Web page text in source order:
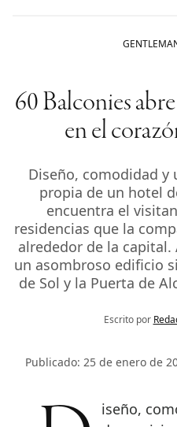
60 Balconies
en el
Diseño, comodidad y
propia de un hotel
encuentra el
residencias que la
alrededor de la
un asombroso edificio
de Sol y la Puerta de
Escrito por
Publicado: 25 de enero de